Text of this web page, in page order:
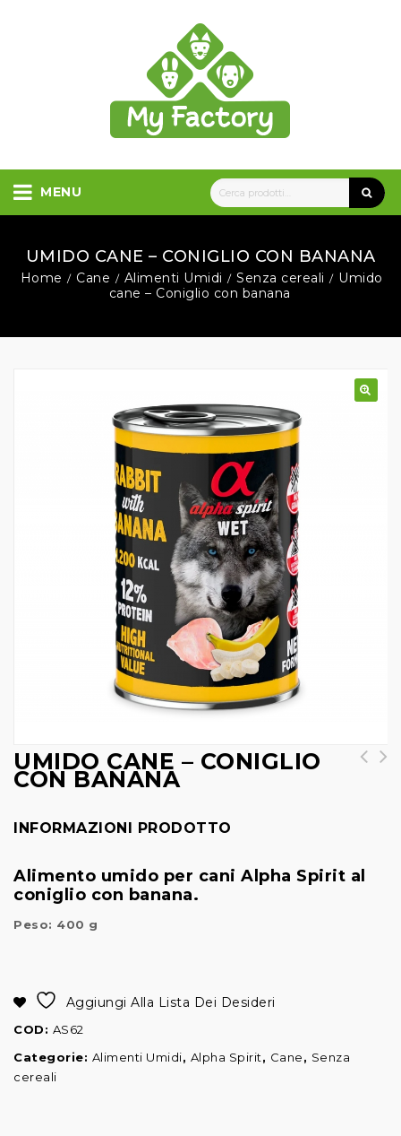
MENU
UMIDO CANE – CONIGLIO CON BANANA
Home / Cane / Alimenti Umidi / Senza cereali / Umido
cane – Coniglio con banana
UMIDO CANE – CONIGLIO
CON BANANA
INFORMAZIONI PRODOTTO
Alimento umido per cani Alpha Spirit al
coniglio con banana.
Peso: 400 g
Aggiungi Alla Lista Dei Desideri
COD: AS62
Categorie: Alimenti Umidi, Alpha Spirit, Cane, Senza
cereali